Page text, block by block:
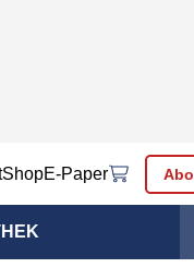
ShopE-Paper Abo